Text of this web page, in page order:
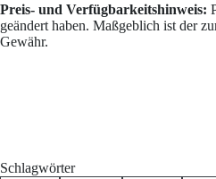
Preis- und Verfügbarkeitshinweis:
geändert haben. Maßgeblich ist der
Gewähr.
Schlagwörter